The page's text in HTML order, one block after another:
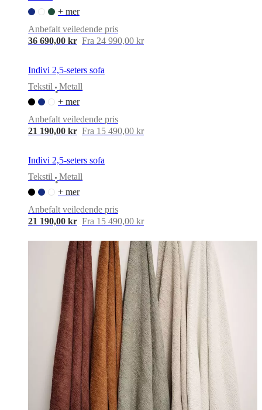
certificationsTilgjengelighetserklæring
ProgramProjectsArticles
+ mer
Anbefalt veiledende pris
36 690,00 kr Fra 24 990,00 kr
Indivi 2,5-seters sofa
Tekstil
•
Metall
+ mer
Anbefalt veiledende pris
21 190,00 kr Fra 15 490,00 kr
Indivi 2,5-seters sofa
Tekstil
•
Metall
+ mer
Anbefalt veiledende pris
21 190,00 kr Fra 15 490,00 kr